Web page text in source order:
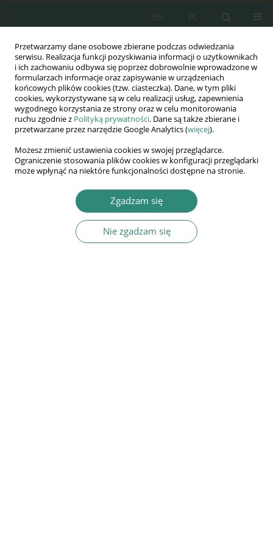
Przetwarzamy dane osobowe zbierane podczas odwiedzania
serwisu. Realizacja funkcji pozyskiwania informacji o użytkownikach
i ich zachowaniu odbywa się poprzez dobrowolnie wprowadzone w
formularzach informacje oraz zapisywanie w urządzeniach
końcowych plików cookies (tzw. ciasteczka). Dane, w tym pliki
cookies, wykorzystywane są w celu realizacji usług, zapewnienia
wygodnego korzystania ze strony oraz w celu monitorowania
ruchu zgodnie z Polityką prywatności. Dane są także zbierane i
przetwarzane przez narzędzie Google Analytics (więcej).
Możesz zmienić ustawienia cookies w swojej przeglądarce.
Ograniczenie stosowania plików cookies w konfiguracji przeglądarki
może wpłynąć na niektóre funkcjonalności dostępne na stronie.
Zgadzam się
Nie zgadzam się
PL
EN
Wydawnictwo
AWSGE
Akademia Nauk Stosowanych
WSGE
im. Alcide De Gasperi
Małgorzata Kaniewska
Etyczno-prawne aspekty zmian